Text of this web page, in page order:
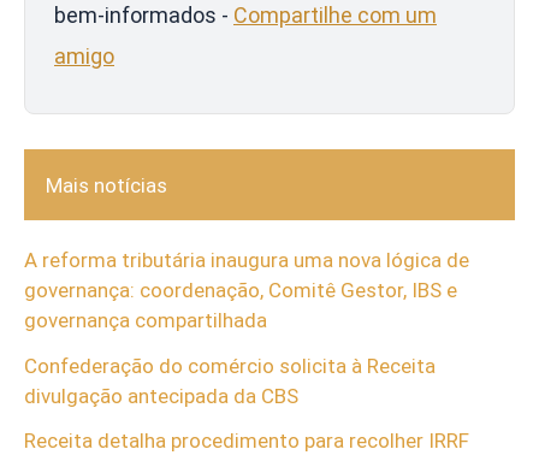
bem-informados - Compartilhe com um
amigo
Mais notícias
A reforma tributária inaugura uma nova lógica de
governança: coordenação, Comitê Gestor, IBS e
governança compartilhada
Confederação do comércio solicita à Receita
divulgação antecipada da CBS
Receita detalha procedimento para recolher IRRF